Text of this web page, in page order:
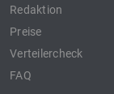
Redaktion
Preise
Verteilercheck
FAQ